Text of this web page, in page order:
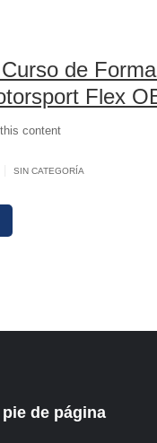
de
Flex
content
SIN CATEGORÍA
de página